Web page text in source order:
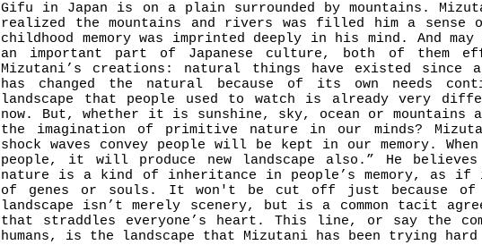
Gifu in Japan is on a plain surrounded by mountains.
realized the mountains and rivers was filled him a sense
childhood memory was imprinted deeply in his mind. And
an important part of Japanese culture, both of them
Mizutani’s creations: natural things have existed since
has changed the natural because of its own needs
landscape that people used to watch is already very
now. But, whether it is sunshine, sky, ocean or mountains
the imagination of primitive nature in our minds?
shock waves convey people will be kept in our memory.
people, it will produce new landscape also.” He
nature is a kind of inheritance in people’s memory, as if
of genes or souls. It won't be cut off just because
landscape isn’t merely scenery, but is a common tacit
that straddles everyone’s heart. This line, or say the
humans, is the landscape that Mizutani has been trying